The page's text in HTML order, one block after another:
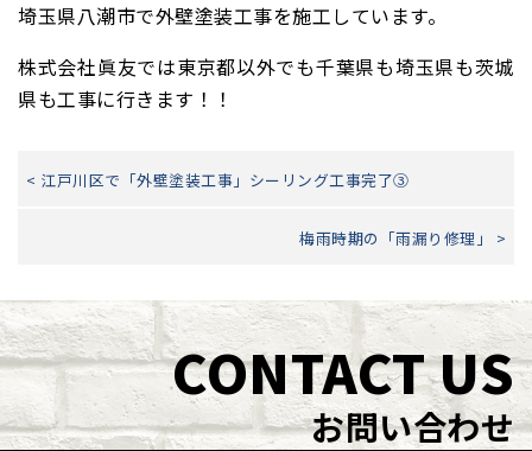
埼玉県八潮市で外壁塗装工事を施工しています。
株式会社眞友では東京都以外でも千葉県も埼玉県も茨城
県も工事に行きます！！
< 江戸川区で「外壁塗装工事」シーリング工事完了③
梅雨時期の「雨漏り修理」 >
CONTACT US
お問い合わせ